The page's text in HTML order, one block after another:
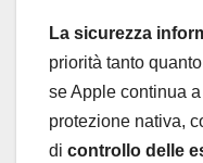
La sicurezza
priorità tanto
se Apple continua
protezione nativa,
di controllo delle